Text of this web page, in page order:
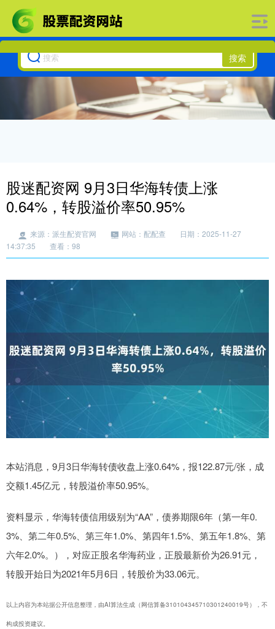
搜索
股迷配资网 9月3日华海转债上涨
0.64%，转股溢价率50.95%
来源：派生配资官网 网站：配配查
日期：2025-11-27
14:37:35
查看：98
本站消息，9月3日华海转债收盘上涨0.64%，报122.87元/张，成
交额1.45亿元，转股溢价率50.95%。
资料显示，华海转债信用级别为“AA”，债券期限6年（第一年0.
3%、第二年0.5%、第三年1.0%、第四年1.5%、第五年1.8%、第
六年2.0%。），对应正股名华海药业，正股最新价为26.91元，
转股开始日为2021年5月6日，转股价为33.06元。
以上内容为本站据公开信息整理，由AI算法生成（网信算备310104345710301240019号），不
构成投资建议。